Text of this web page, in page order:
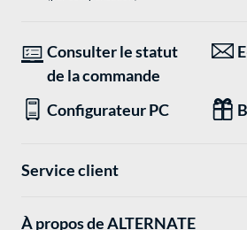
Consulter le statut
de la commande
Configurateur PC
Service client
À propos de ALTERNATE